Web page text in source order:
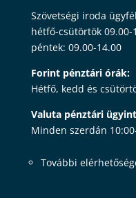
Szövetségi iroda
hétfő-csütörtök 09.00-
péntek: 09.00-14.00
Forint pénztári órák:
Hétfő, kedd és
Valuta pénztári
Minden szerdán
További